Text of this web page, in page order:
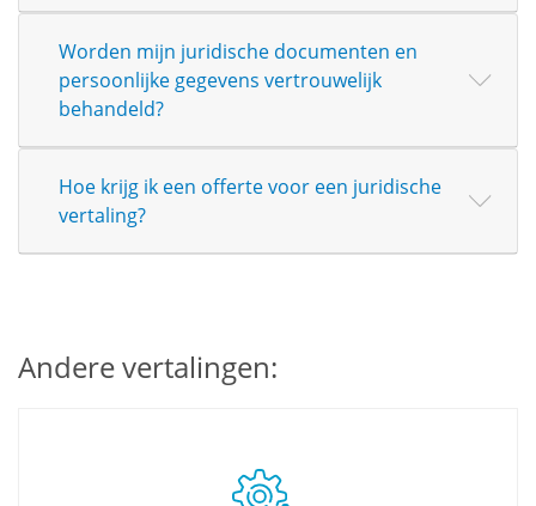
Worden mijn juridische documenten en
persoonlijke gegevens vertrouwelijk
behandeld?
Hoe krijg ik een offerte voor een juridische
vertaling?
Andere vertalingen: